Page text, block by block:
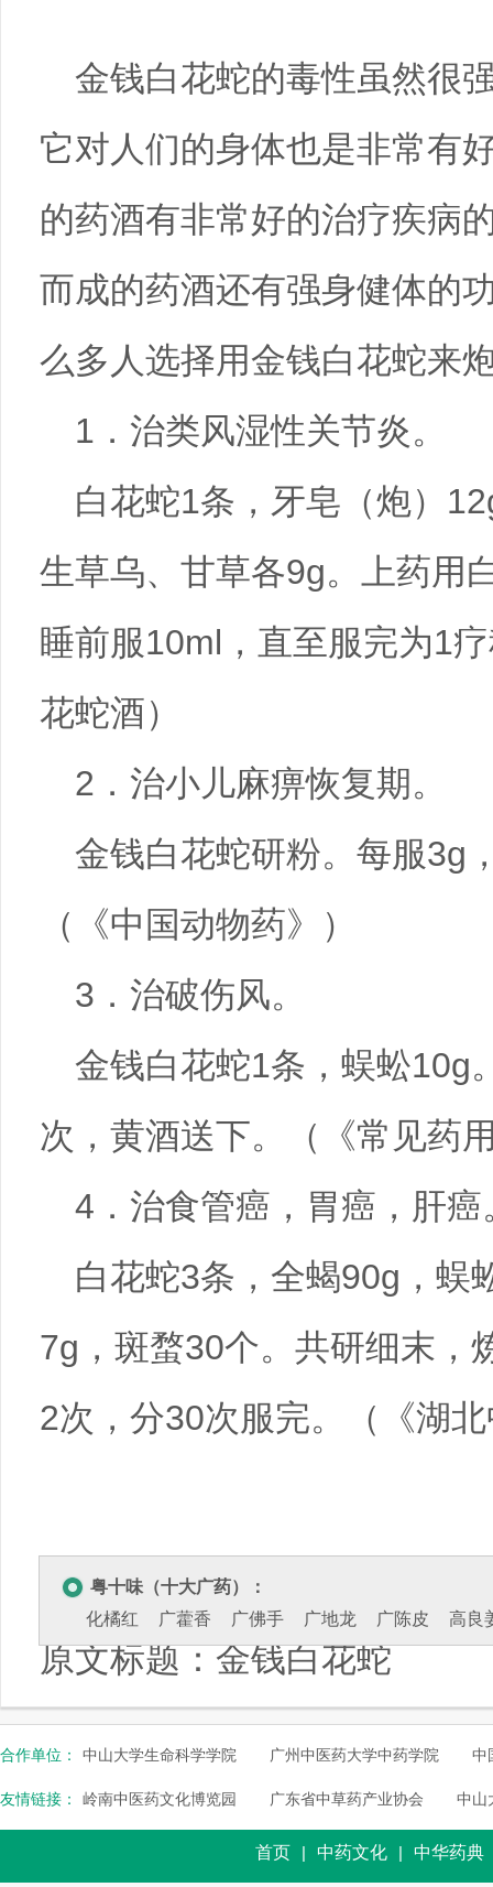
粤十味（十大广药）：
化橘红
广藿香 广佛手 广地龙 广陈皮 高良
金钱白花蛇的毒性虽然很
它对人们的身体也是非常有
的药酒有非常好的治疗疾病
而成的药酒还有强身健体的
么多人选择用金钱白花蛇来
1．治类风湿性关节炎。
白花蛇1条，牙皂（炮）
生草乌、甘草各9g。上药用
睡前服10ml，直至服完为1
花蛇酒）
2．治小儿麻痹恢复期。
金钱白花蛇研粉。每服3g
（《中国动物药》）
3．治破伤风。
金钱白花蛇1条，蜈蚣10g
次，黄酒送下。（《常见药
4．治食管癌，胃癌，肝癌
白花蛇3条，全蝎90g，蜈
7g，斑蝥30个。共研细末，
2次，分30次服完。（《湖
原文标题：金钱白花蛇
合作单位： 中山大学生命科学学院 广州中医药大学中药学院 中
友情链接： 岭南中医药文化博览园 广东省中草药产业协会 中山
首页 | 中药文化 | 中华药典